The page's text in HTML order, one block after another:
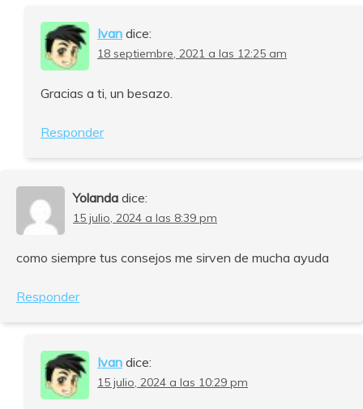
Ivan dice:
18 septiembre, 2021 a las 12:25 am
Gracias a ti, un besazo.
Responder
Yolanda dice:
15 julio, 2024 a las 8:39 pm
como siempre tus consejos me sirven de mucha ayuda
Responder
Ivan dice:
15 julio, 2024 a las 10:29 pm